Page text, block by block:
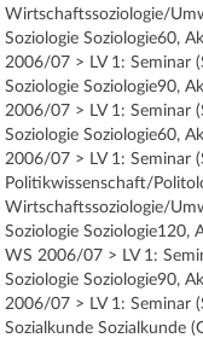
Wirtschaftssoziologie/
Soziologie Soziologie60,
2006/07 > LV 1: Seminar
Soziologie Soziologie90,
2006/07 > LV 1: Seminar
Soziologie Soziologie60,
2006/07 > LV 1: Seminar
Politikwissenschaft/
Wirtschaftssoziologie/
Soziologie
WS 2006/07 > LV 1:
Soziologie Soziologie90,
2006/07 > LV 1: Seminar
Sozialkunde Sozialkunde